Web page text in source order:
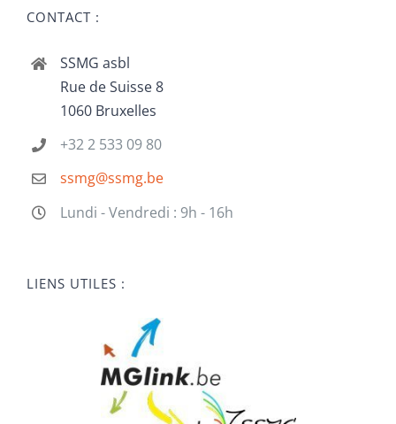
CONTACT :
SSMG asbl
Rue de Suisse 8
1060 Bruxelles
+32 2 533 09 80
ssmg@ssmg.be
Lundi - Vendredi : 9h - 16h
LIENS UTILES :